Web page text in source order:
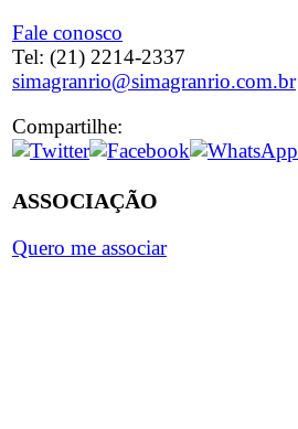
Fale conosco
Tel: (21) 2214-2337
simagranrio@simagranrio.com.br
Compartilhe:
ASSOCIAÇÃO
Quero me associar